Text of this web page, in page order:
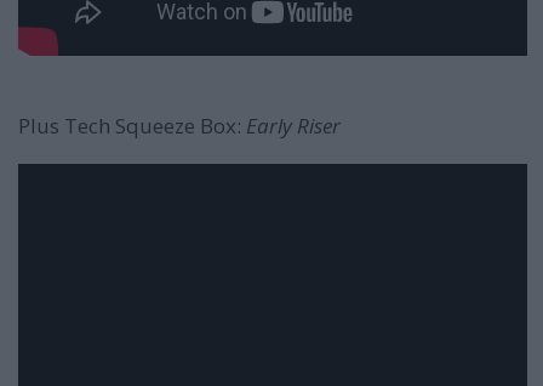
Plus Tech Squeeze Box: Early Riser